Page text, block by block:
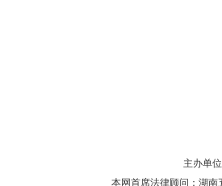
主办单
本网首席法律顾问：湖南